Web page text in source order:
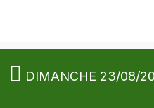
DIMANCHE 23/08/